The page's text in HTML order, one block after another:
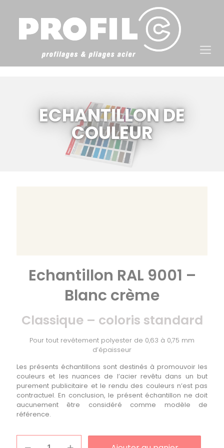
ECHANTILLON DE
COULEUR
Echantillon RAL 9001 –
Blanc crème
Classique – coloris standard
Pour tout revêtement polyester de 0,63 à 0,75 mm
d’épaisseur
Les présents échantillons sont destinés à promouvoir les
couleurs et les nuances de l’acier revêtu dans un but
purement publicitaire et le rendu des couleurs n’est pas
contractuel. En conclusion, le présent échantillon ne doit
aucunement être considéré comme modèle de
référence.